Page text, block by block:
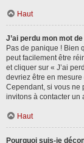
Haut
J’ai perdu mon mot
Pas de panique ! Bien
peut facilement être
et cliquer sur « J’ai
devriez être en
Cependant, si vous ne
invitons à contacter un
Haut
Pourquoi suis-je